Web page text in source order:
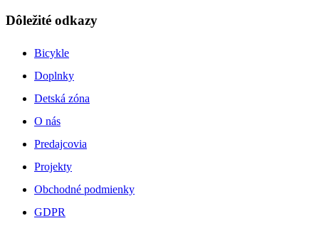
Dôležité odkazy
Bicykle
Doplnky
Detská zóna
O nás
Predajcovia
Projekty
Obchodné podmienky
GDPR